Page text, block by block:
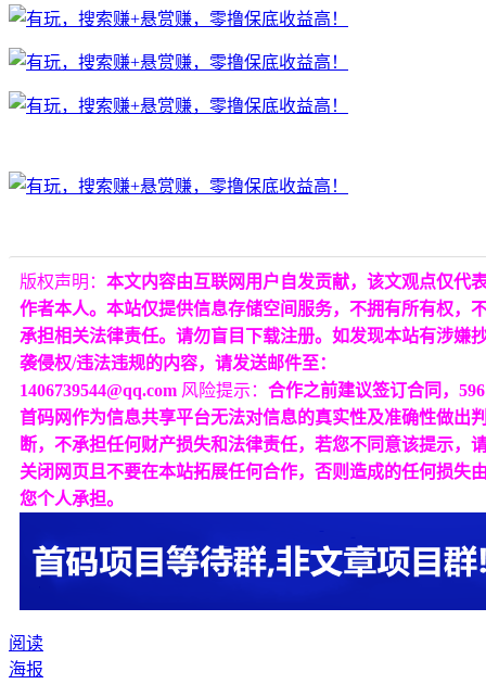
版权声明： 本文内容由互联网用户自发贡献，该文观点仅代
作者本人。本站仅提供信息存储空间服务，不拥有所有权，
承担相关法律责任。请勿盲目下载注册。如发现本站有涉嫌
袭侵权/违法违规的内容，请发送邮件至：
1406739544@qq.com 风险提示： 合作之前建议签订合同，596
首码网作为信息共享平台无法对信息的真实性及准确性做出
断，不承担任何财产损失和法律责任，若您不同意该提示，
关闭网页且不要在本站拓展任何合作，否则造成的任何损失
您个人承担。
阅读
海报